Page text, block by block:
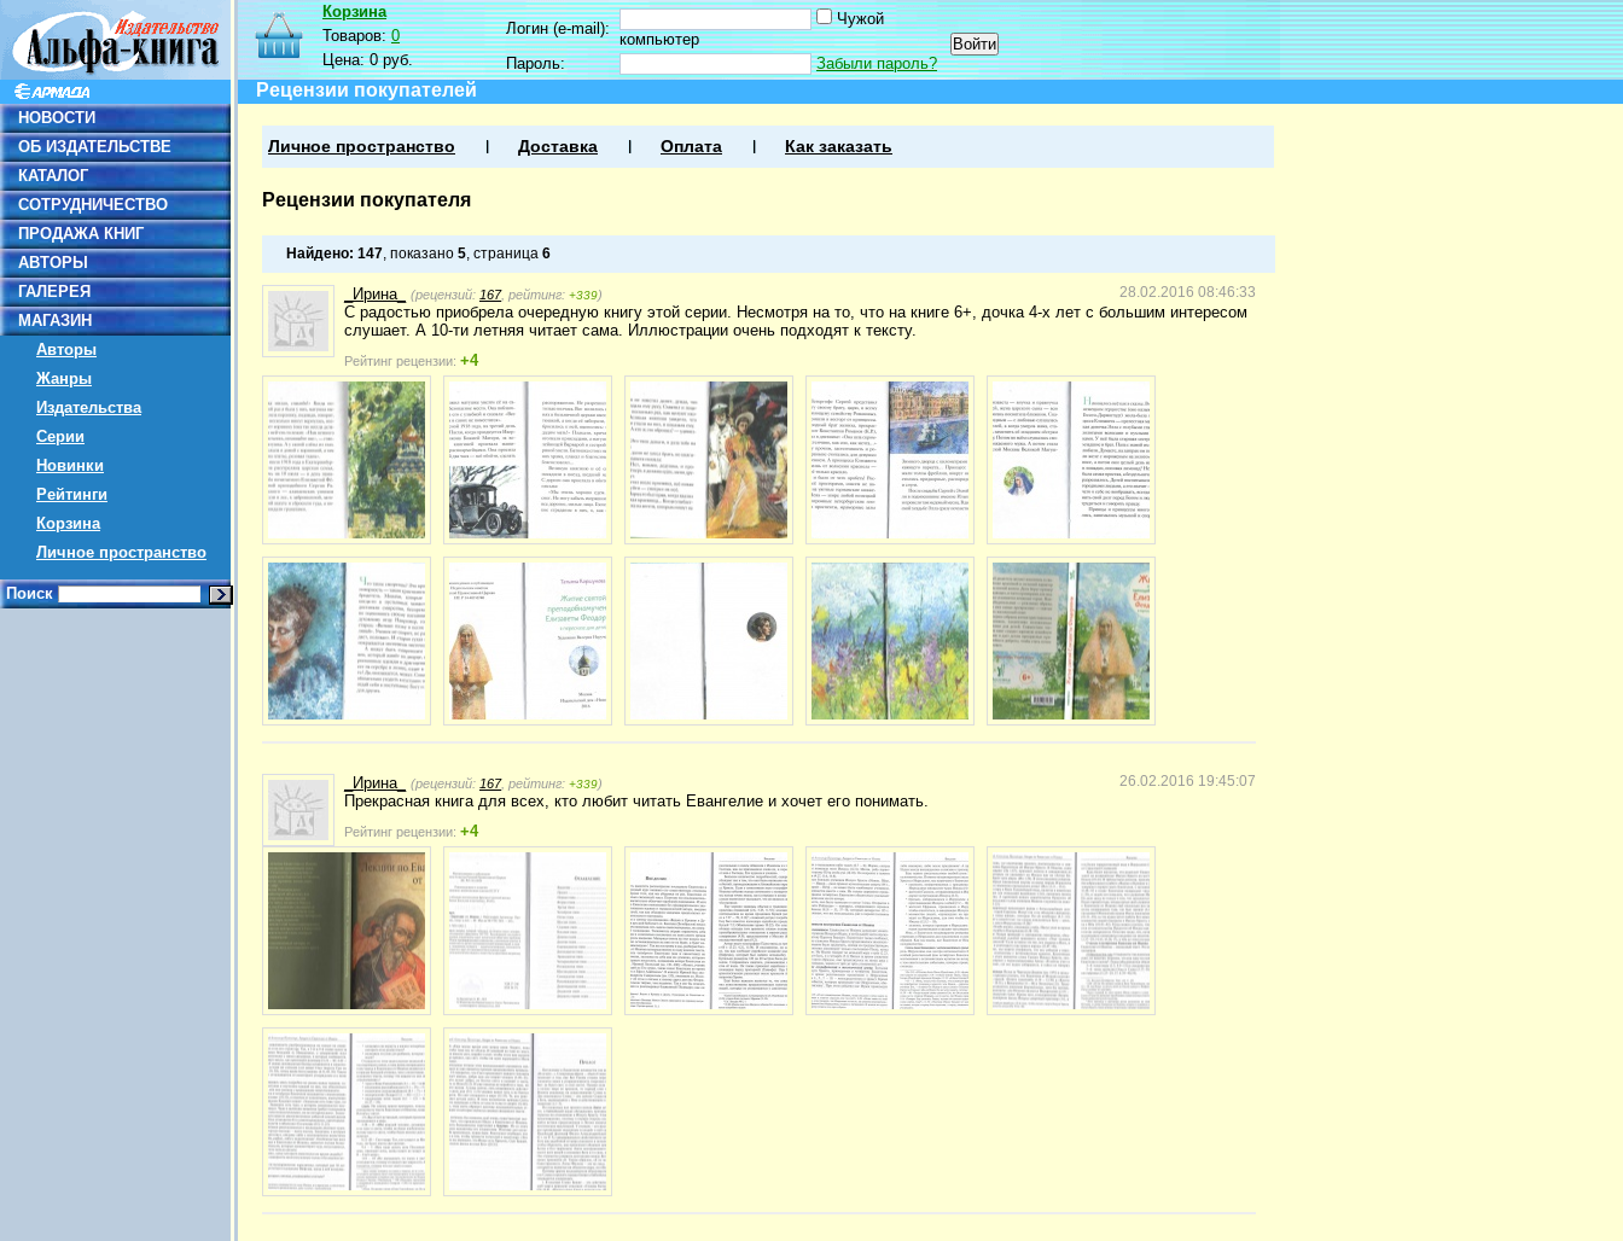
НОВОСТИ
ОБ ИЗДАТЕЛЬСТВЕ
КАТАЛОГ
СОТРУДНИЧЕСТВО
ПРОДАЖА КНИГ
АВТОРЫ
ГАЛЕРЕЯ
МАГАЗИН
Авторы
Жанры
Издательства
Серии
Новинки
Рейтинги
Корзина
Личное пространство
Поиск
Корзина
Товаров:0
Цена:0 руб.
Логин (e-mail):
Чужой
компьютер
Пароль:
Забыли пароль?
Рецензии покупателей
Личное пространство Доставка Оплата Как заказать
Рецензии покупателя
Найдено: 147, показано 5, страница 6
28.02.2016 08:46:33
_Ирина_ (рецензий: 167, рейтинг: +339)
С радостью приобрела очередную книгу этой серии. Несмотря на то, что на книге 6+, дочка 4-х лет с большим интересом
слушает. А 10-ти летняя читает сама. Иллюстрации очень подходят к тексту.
Рейтинг рецензии: +4
26.02.2016 19:45:07
_Ирина_ (рецензий: 167, рейтинг: +339)
Прекрасная книга для всех, кто любит читать Евангелие и хочет его понимать.
Рейтинг рецензии: +4